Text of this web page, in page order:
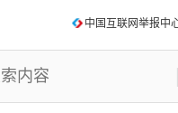
中国互联网举报中